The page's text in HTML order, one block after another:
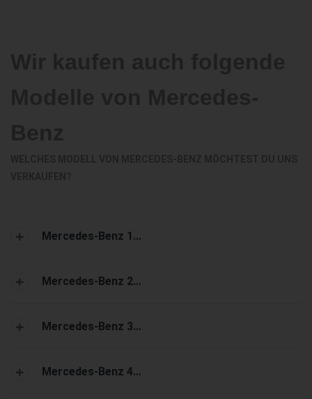
Mercedes-Benz 1...
Mercedes-Benz 2...
Mercedes-Benz 3...
Mercedes-Benz 4...